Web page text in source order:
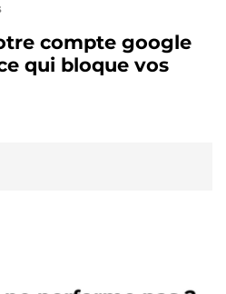
compte google
qui bloque vos